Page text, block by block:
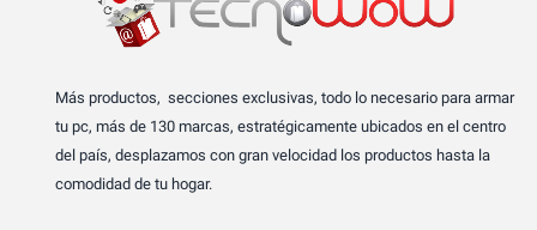
Más productos, secciones exclusivas, todo lo necesario para armar
tu pc, más de 130 marcas, estratégicamente ubicados en el centro
del país, desplazamos con gran velocidad los productos hasta la
comodidad de tu hogar.